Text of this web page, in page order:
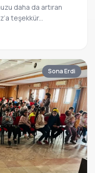
daha da artıran
teşekkür...
Sona Erdi